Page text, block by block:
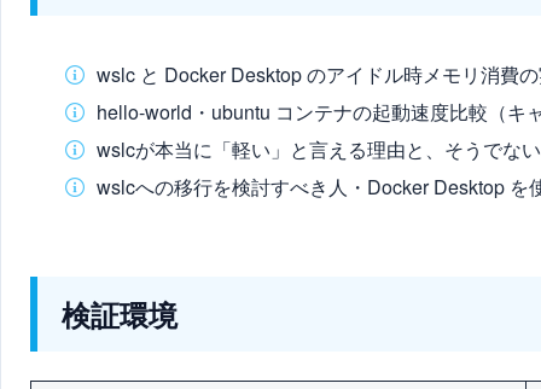
wslc と Docker Desktop のアイドル時メモリ消費
hello-world・ubuntu コンテナの起動速度比較（キ
wslcが本当に「軽い」と言える理由と、そうでな
wslcへの移行を検討すべき人・Docker Desktop を
検証環境